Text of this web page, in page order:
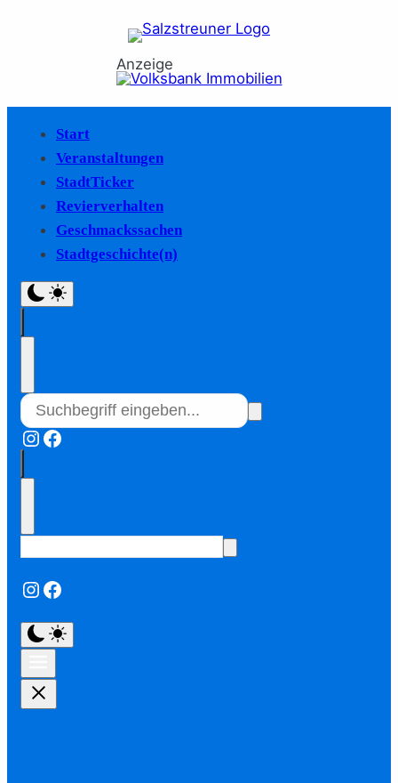
Anzeige
Start
Veranstaltungen
StadtTicker
Revierverhalten
Geschmackssachen
Stadtgeschichte(n)
Instagram
Facebook
Instagram
Facebook